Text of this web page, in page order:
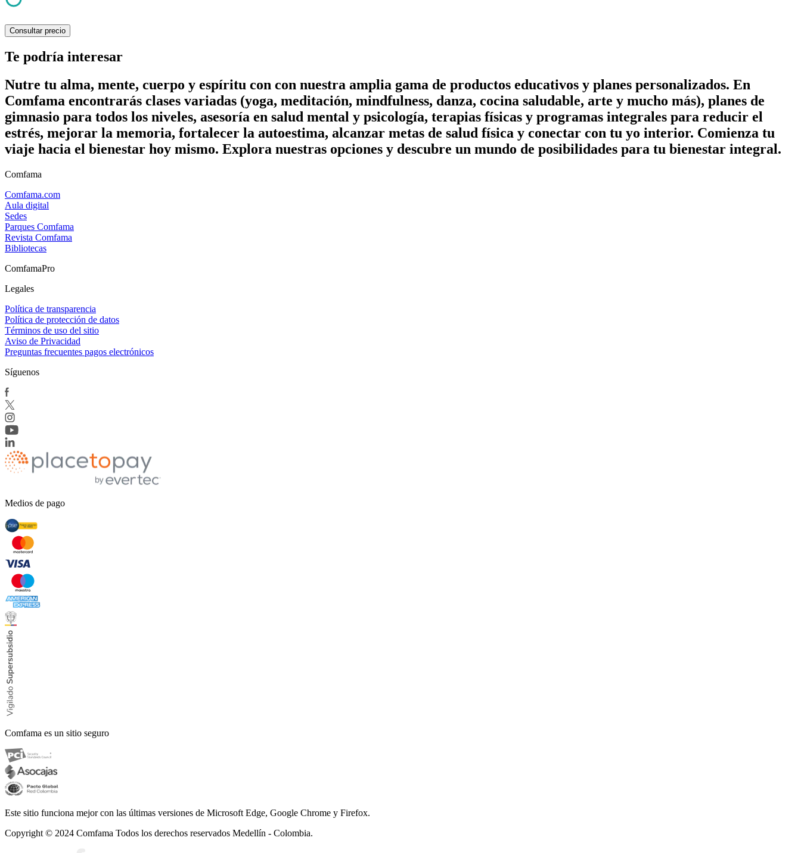
Consultar precio
Te podría interesar
Nutre tu alma, mente, cuerpo y espíritu con con nuestra amplia gama de productos educativos y planes personalizados. En
Comfama encontrarás clases variadas (yoga, meditación, mindfulness, danza, cocina saludable, arte y mucho más), planes de
gimnasio para todos los niveles, asesoría en salud mental y psicología, terapias físicas y programas integrales para reducir el
estrés, mejorar la memoria, fortalecer la autoestima, alcanzar metas de salud física y conectar con tu yo interior. Comienza tu
viaje hacia el bienestar hoy mismo. Explora nuestras opciones y descubre un mundo de posibilidades para tu bienestar integral.
Comfama
Comfama.com
Aula digital
Sedes
Parques Comfama
Revista Comfama
Bibliotecas
ComfamaPro
Legales
Política de transparencia
Política de protección de datos
Términos de uso del sitio
Aviso de Privacidad
Preguntas frecuentes pagos electrónicos
Síguenos
Medios de pago
Comfama es un sitio seguro
Este sitio funciona mejor con las últimas versiones de Microsoft Edge, Google Chrome y Firefox.
Copyright © 2024 Comfama Todos los derechos reservados Medellín - Colombia.